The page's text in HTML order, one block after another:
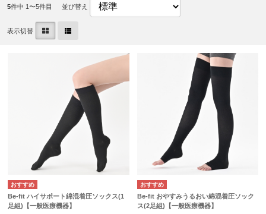
5件中 1〜5件目 並び替え
表示切替
Be-fit ハイサポート綿混着圧ソックス(1
足組)【一般医療機器】
Be-fit おやすみうるおい綿混着圧ソック
ス(2足組)【一般医療機器】